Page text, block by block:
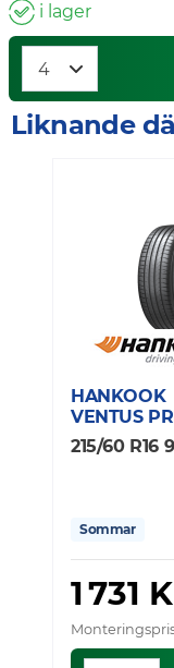
i lager
Liknande
HANKOOK
VENTUS
215/60 R16
Sommar
1 731